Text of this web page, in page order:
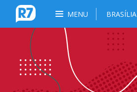
MENU BRASÍLIA